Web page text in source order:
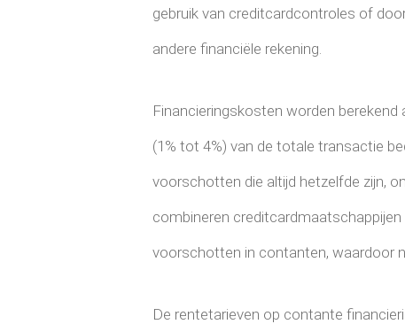
gebruik van creditcardcontroles of
andere financiële rekening.
Financieringskosten worden
(1% tot 4%) van de totale transactie
voorschotten die altijd hetzelfde zijn,
combineren
voorschotten in contanten, waardoor
De rentetarieven op contante